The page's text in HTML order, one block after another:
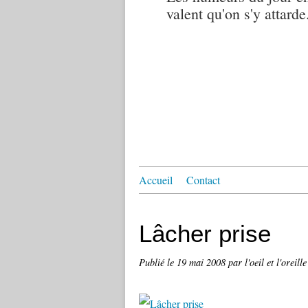
valent qu'on s'y
Accueil Contact
Lâcher prise
Publié le 19 mai 2008 par l'oeil et l'oreille